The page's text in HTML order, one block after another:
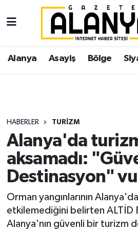
Alanya Asayiş Bölge
HABERLER TURIZM
Alanya'da
aksamadı:
Destinasyon"
Orman yangınlarının
etkilemediğini belirten ALTİD
Alanya'nın güvenli bir turizm
Alanya
Asayiş
Siyaset
Spor
Turizm
Ekonomi
Gazipaşa
İstanbul Nöbetçi
İstanbul Hava Durumu
Süper Lig Puan Durumu ve
Tüm Manşetler
Son Dakika Haberleri
Haber Arşivi